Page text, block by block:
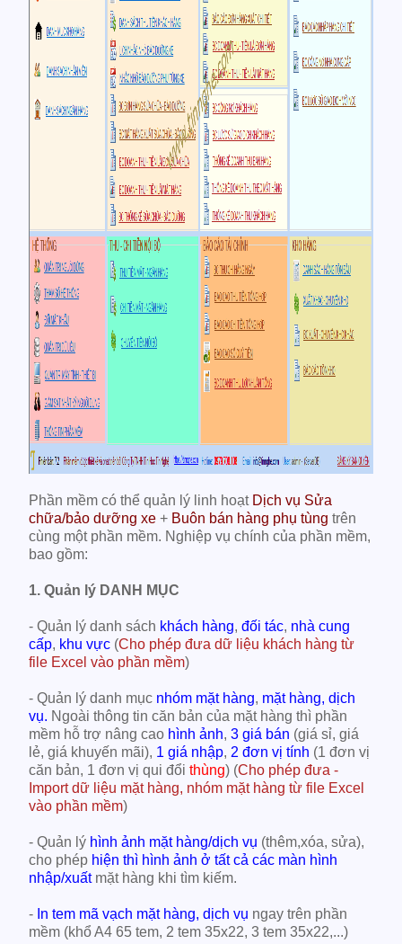
Phần mềm có thể quản lý linh hoạt Dịch vụ Sửa
chữa/bảo dưỡng xe + Buôn bán hàng phụ tùng trên
cùng một phần mềm. Nghiệp vụ chính của phần mềm,
bao gồm:
1. Quản lý DANH MỤC
- Quản lý danh sách khách hàng, đối tác, nhà cung
cấp, khu vực (Cho phép đưa dữ liệu khách hàng từ
file Excel vào phần mềm)
- Quản lý danh mục nhóm mặt hàng, mặt hàng, dịch
vụ. Ngoài thông tin căn bản của mặt hàng thì phần
mềm hỗ trợ nâng cao hình ảnh, 3 giá bán (giá sỉ, giá
lẻ, giá khuyến mãi), 1 giá nhập, 2 đơn vị tính (1 đơn vị
căn bản, 1 đơn vị qui đổi thùng) (Cho phép đưa -
Import dữ liệu mặt hàng, nhóm mặt hàng từ file Excel
vào phần mềm)
- Quản lý hình ảnh mặt hàng/dịch vụ (thêm,xóa, sửa),
cho phép hiện thì hình ảnh ở tất cả các màn hình
nhập/xuấtmặt hàng khi tìm kiếm.
- In tem mã vạch mặt hàng, dịch vụ ngay trên phần
mềm (khổ A4 65 tem, 2 tem 35x22, 3 tem 35x22,...)